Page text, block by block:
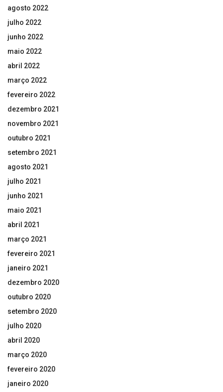
agosto 2022
julho 2022
junho 2022
maio 2022
abril 2022
março 2022
fevereiro 2022
dezembro 2021
novembro 2021
outubro 2021
setembro 2021
agosto 2021
julho 2021
junho 2021
maio 2021
abril 2021
março 2021
fevereiro 2021
janeiro 2021
dezembro 2020
outubro 2020
setembro 2020
julho 2020
abril 2020
março 2020
fevereiro 2020
janeiro 2020